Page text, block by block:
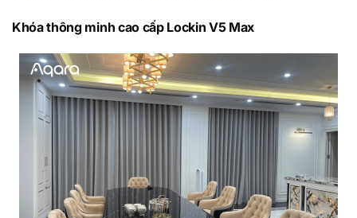
Khóa thông minh cao cấp Lockin V5 Max